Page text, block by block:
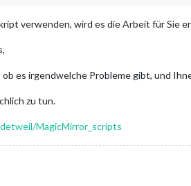
verwenden, wird es die Arbeit für Sie
es irgendwelche Probleme gibt, und
zu tun.
MagicMirror_scripts